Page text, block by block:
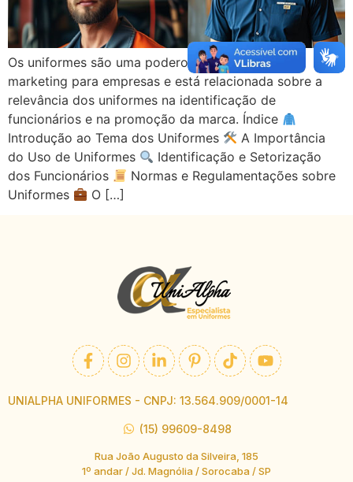
Os uniformes são uma poderosa ferramenta de
marketing para empresas e está relacionada sobre a
relevância dos uniformes na identificação de
funcionários e na promoção da marca. Índice
Introdução ao Tema dos Uniformes
A Importância
do Uso de Uniformes
Identificação e Setorização
dos Funcionários
Normas e Regulamentações sobre
Uniformes
O […]
UNIALPHA UNIFORMES - CNPJ: 13.564.909/0001-14
(15) 99609-8498
Rua João Augusto da Silveira, 185
1º andar / Jd. Magnólia / Sorocaba / SP